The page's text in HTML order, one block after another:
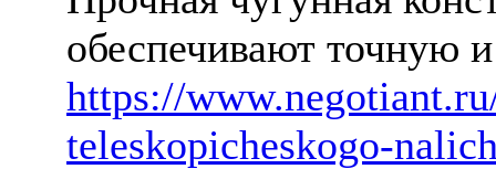
обеспечивают точную
https://
teleskopicheskogo-